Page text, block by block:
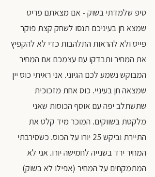
טיפ שלמדתי בשוק - אם מצאתם פריט
שמצא חן בעיניכם תנסו לשחק קצת פוקר
פייס ולא להראות התלהבות כדי לא להקפיץ
את המחיר ותבדקו עם עצמכם אם המחיר
המבוקש נשמע לכם הגיוני. אני ראיתי כוס יין
שמצאה חן בעיניי. כוס אחת מזכוכית
שתשתלב יפה עם אוסף הכוסות שאני
מלקטת בשווקים. המוכר מיד קלט את
התיירת וביקש 25 יורו על הכוס. כשסירבתי
המחיר ירד בשנייה לחמישה יורו. אני לא
המתמקחים על המחיר (אפילו לא בשוק)